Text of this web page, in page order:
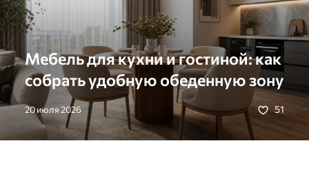
Мебель для кухни и гостиной: как
собрать удобную обеденную зону
20 июля 2026 51